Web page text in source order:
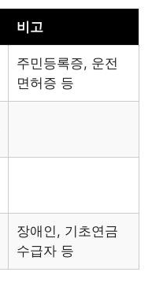
비고
주민등록증, 운전
면허증 등
장애인, 기초연금
수급자 등